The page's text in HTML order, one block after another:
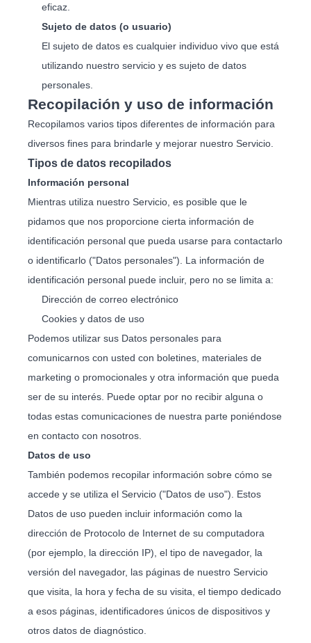
eficaz.
Sujeto de datos (o usuario)
El sujeto de datos es cualquier individuo vivo que está
utilizando nuestro servicio y es sujeto de datos
personales.
Recopilación y uso de información
Recopilamos varios tipos diferentes de información para
diversos fines para brindarle y mejorar nuestro Servicio.
Tipos de datos recopilados
Información personal
Mientras utiliza nuestro Servicio, es posible que le
pidamos que nos proporcione cierta información de
identificación personal que pueda usarse para contactarlo
o identificarlo ("Datos personales"). La información de
identificación personal puede incluir, pero no se limita a:
Dirección de correo electrónico
Cookies y datos de uso
Podemos utilizar sus Datos personales para
comunicarnos con usted con boletines, materiales de
marketing o promocionales y otra información que pueda
ser de su interés. Puede optar por no recibir alguna o
todas estas comunicaciones de nuestra parte poniéndose
en contacto con nosotros.
Datos de uso
También podemos recopilar información sobre cómo se
accede y se utiliza el Servicio ("Datos de uso"). Estos
Datos de uso pueden incluir información como la
dirección de Protocolo de Internet de su computadora
(por ejemplo, la dirección IP), el tipo de navegador, la
versión del navegador, las páginas de nuestro Servicio
que visita, la hora y fecha de su visita, el tiempo dedicado
a esos páginas, identificadores únicos de dispositivos y
otros datos de diagnóstico.